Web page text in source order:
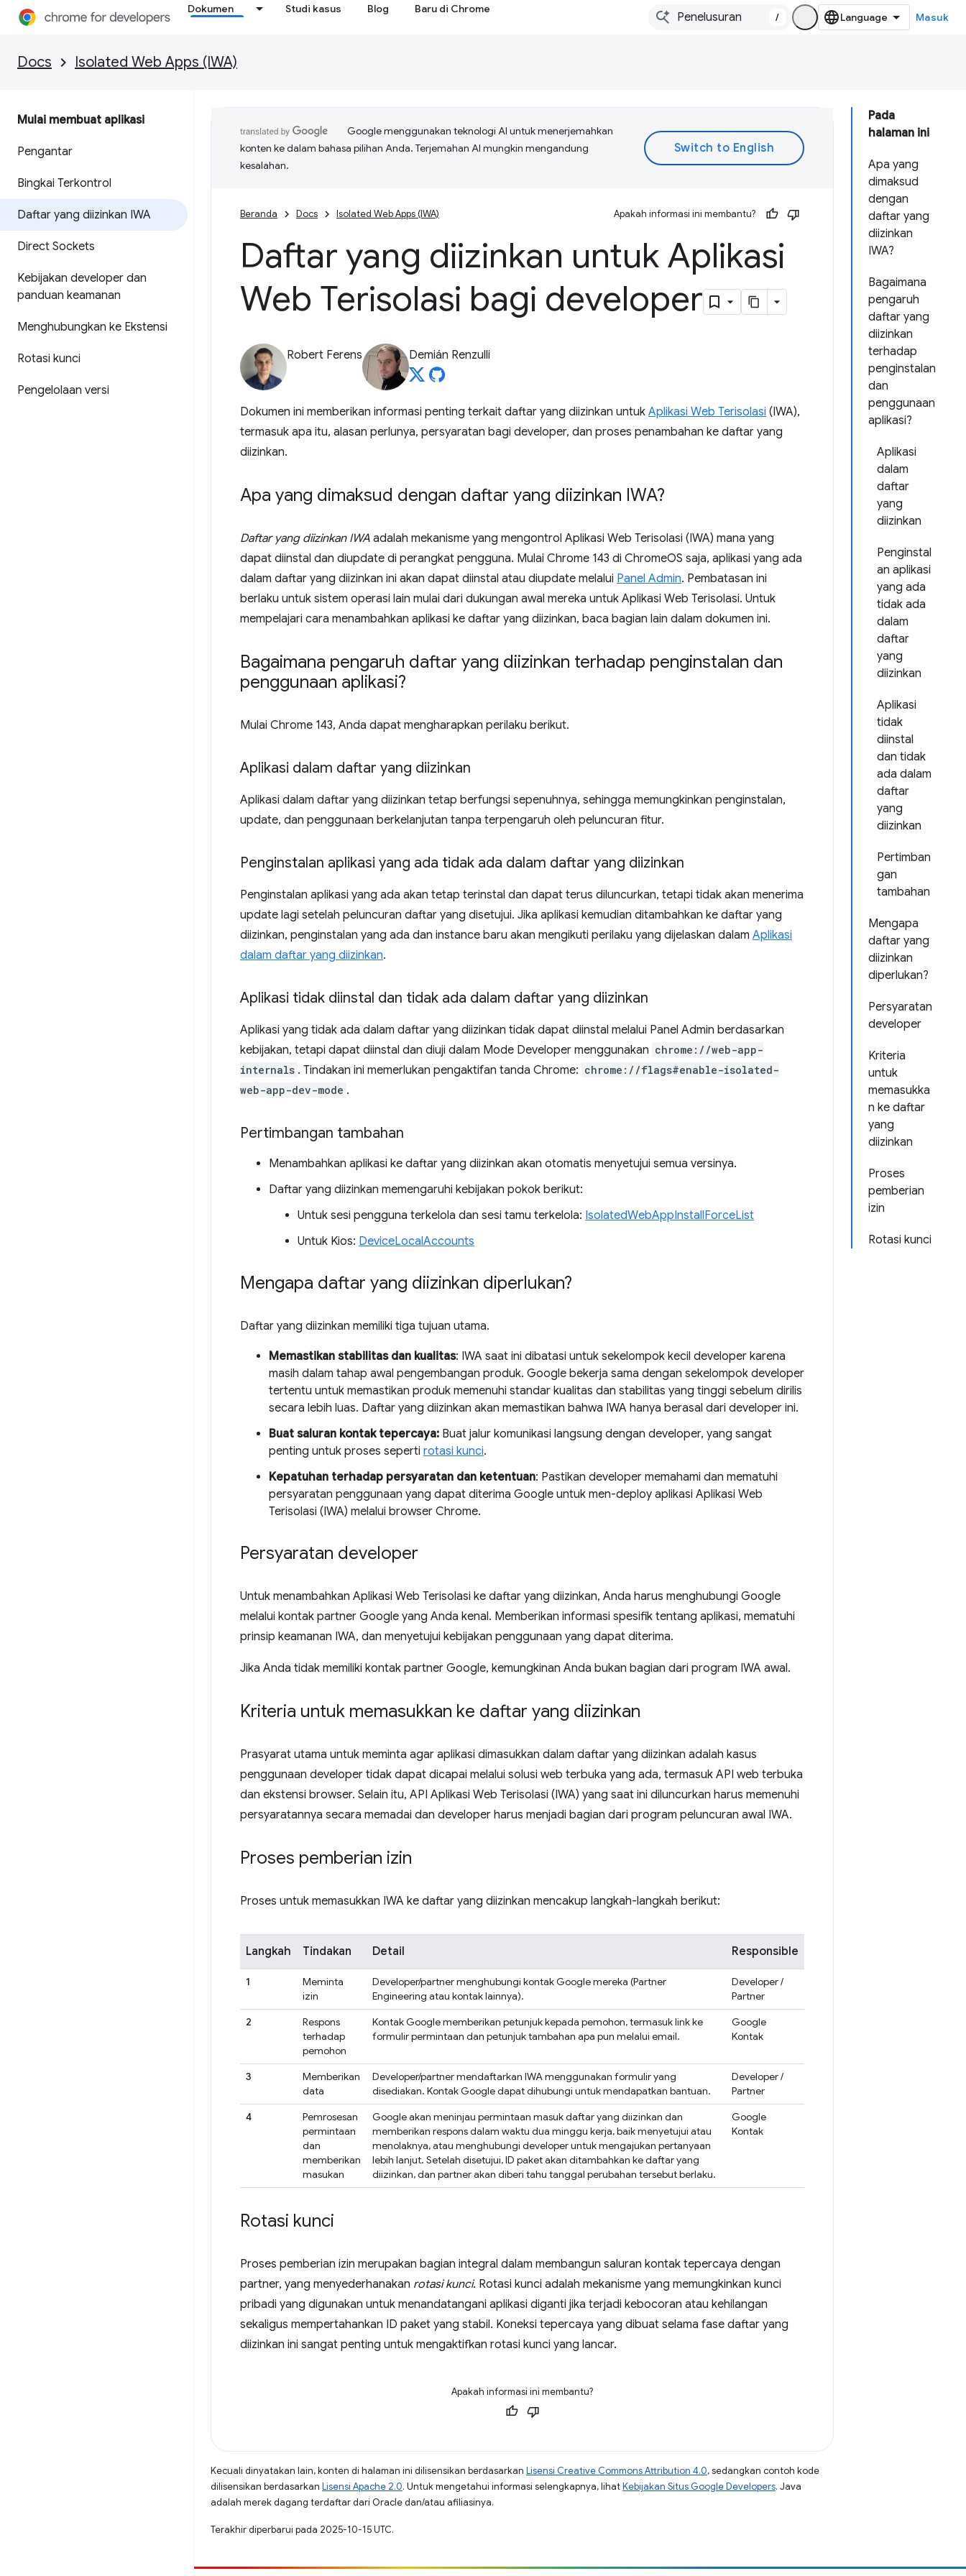
Dokumen Studi kasus Blog Baru di Chrome
/ Masuk
Docs Isolated Web Apps (IWA)
Mulai membuat aplikasi
Pengantar
Bingkai Terkontrol
Daftar yang diizinkan IWA
Direct Sockets
Kebijakan developer dan
panduan keamanan
Menghubungkan ke Ekstensi
Rotasi kunci
Pengelolaan versi
Pada
halaman ini
Apa yang
dimaksud
dengan
daftar yang
diizinkan
IWA?
Bagaimana
pengaruh
daftar yang
diizinkan
terhadap
penginstalan
dan
penggunaan
aplikasi?
Aplikasi
dalam
daftar
yang
diizinkan
Penginstal
an aplikasi
yang ada
tidak ada
dalam
daftar
yang
diizinkan
Aplikasi
tidak
diinstal
dan tidak
ada dalam
daftar
yang
diizinkan
Pertimban
gan
tambahan
Mengapa
daftar yang
diizinkan
diperlukan?
Persyaratan
developer
Kriteria
untuk
memasukka
n ke daftar
yang
diizinkan
Proses
pemberian
izin
Rotasi kunci
Google menggunakan teknologi AI untuk menerjemahkan
konten ke dalam bahasa pilihan Anda. Terjemahan AI mungkin mengandung
kesalahan.
Beranda Docs Isolated Web Apps (IWA) Apakah informasi ini membantu?
Daftar yang diizinkan untuk Aplikasi
Web Terisolasi bagi developer
Robert Ferens Demián Renzulli
Dokumen ini memberikan informasi penting terkait daftar yang diizinkan untuk Aplikasi Web Terisolasi (IWA),
termasuk apa itu, alasan perlunya, persyaratan bagi developer, dan proses penambahan ke daftar yang
diizinkan.
Apa yang dimaksud dengan daftar yang diizinkan IWA?
Daftar yang diizinkan IWA adalah mekanisme yang mengontrol Aplikasi Web Terisolasi (IWA) mana yang
dapat diinstal dan diupdate di perangkat pengguna. Mulai Chrome 143 di ChromeOS saja, aplikasi yang ada
dalam daftar yang diizinkan ini akan dapat diinstal atau diupdate melalui Panel Admin. Pembatasan ini
berlaku untuk sistem operasi lain mulai dari dukungan awal mereka untuk Aplikasi Web Terisolasi. Untuk
mempelajari cara menambahkan aplikasi ke daftar yang diizinkan, baca bagian lain dalam dokumen ini.
Bagaimana pengaruh daftar yang diizinkan terhadap penginstalan dan
penggunaan aplikasi?
Mulai Chrome 143, Anda dapat mengharapkan perilaku berikut.
Aplikasi dalam daftar yang diizinkan
Aplikasi dalam daftar yang diizinkan tetap berfungsi sepenuhnya, sehingga memungkinkan penginstalan,
update, dan penggunaan berkelanjutan tanpa terpengaruh oleh peluncuran fitur.
Penginstalan aplikasi yang ada tidak ada dalam daftar yang diizinkan
Penginstalan aplikasi yang ada akan tetap terinstal dan dapat terus diluncurkan, tetapi tidak akan menerima
update lagi setelah peluncuran daftar yang disetujui. Jika aplikasi kemudian ditambahkan ke daftar yang
diizinkan, penginstalan yang ada dan instance baru akan mengikuti perilaku yang dijelaskan dalam Aplikasi
dalam daftar yang diizinkan.
Aplikasi tidak diinstal dan tidak ada dalam daftar yang diizinkan
Aplikasi yang tidak ada dalam daftar yang diizinkan tidak dapat diinstal melalui Panel Admin berdasarkan
kebijakan, tetapi dapat diinstal dan diuji dalam Mode Developer menggunakan chrome://web-app-
internals . Tindakan ini memerlukan pengaktifan tanda Chrome: chrome://flags#enable-isolated-
web-app-dev-mode .
Pertimbangan tambahan
Menambahkan aplikasi ke daftar yang diizinkan akan otomatis menyetujui semua versinya.
Daftar yang diizinkan memengaruhi kebijakan pokok berikut:
Untuk sesi pengguna terkelola dan sesi tamu terkelola: IsolatedWebAppInstallForceList
Untuk Kios: DeviceLocalAccounts
Mengapa daftar yang diizinkan diperlukan?
Daftar yang diizinkan memiliki tiga tujuan utama.
Memastikan stabilitas dan kualitas: IWA saat ini dibatasi untuk sekelompok kecil developer karena
masih dalam tahap awal pengembangan produk. Google bekerja sama dengan sekelompok developer
tertentu untuk memastikan produk memenuhi standar kualitas dan stabilitas yang tinggi sebelum dirilis
secara lebih luas. Daftar yang diizinkan akan memastikan bahwa IWA hanya berasal dari developer ini.
Buat saluran kontak tepercaya: Buat jalur komunikasi langsung dengan developer, yang sangat
penting untuk proses seperti rotasi kunci.
Kepatuhan terhadap persyaratan dan ketentuan: Pastikan developer memahami dan mematuhi
persyaratan penggunaan yang dapat diterima Google untuk men-deploy aplikasi Aplikasi Web
Terisolasi (IWA) melalui browser Chrome.
Persyaratan developer
Untuk menambahkan Aplikasi Web Terisolasi ke daftar yang diizinkan, Anda harus menghubungi Google
melalui kontak partner Google yang Anda kenal. Memberikan informasi spesifik tentang aplikasi, mematuhi
prinsip keamanan IWA, dan menyetujui kebijakan penggunaan yang dapat diterima.
Jika Anda tidak memiliki kontak partner Google, kemungkinan Anda bukan bagian dari program IWA awal.
Kriteria untuk memasukkan ke daftar yang diizinkan
Prasyarat utama untuk meminta agar aplikasi dimasukkan dalam daftar yang diizinkan adalah kasus
penggunaan developer tidak dapat dicapai melalui solusi web terbuka yang ada, termasuk API web terbuka
dan ekstensi browser. Selain itu, API Aplikasi Web Terisolasi (IWA) yang saat ini diluncurkan harus memenuhi
persyaratannya secara memadai dan developer harus menjadi bagian dari program peluncuran awal IWA.
Proses pemberian izin
Proses untuk memasukkan IWA ke daftar yang diizinkan mencakup langkah-langkah berikut:
Langkah Tindakan Detail Responsible
1
Meminta
izin
Developer/partner menghubungi kontak Google mereka (Partner
Engineering atau kontak lainnya).
Developer /
Partner
2
Respons
terhadap
pemohon
Kontak Google memberikan petunjuk kepada pemohon, termasuk link ke
formulir permintaan dan petunjuk tambahan apa pun melalui email.
Google
Kontak
3
Memberikan
data
Developer/partner mendaftarkan IWA menggunakan formulir yang
disediakan. Kontak Google dapat dihubungi untuk mendapatkan bantuan.
Developer /
Partner
4
Pemrosesan
permintaan
dan
memberikan
masukan
Google akan meninjau permintaan masuk daftar yang diizinkan dan
memberikan respons dalam waktu dua minggu kerja, baik menyetujui atau
menolaknya, atau menghubungi developer untuk mengajukan pertanyaan
lebih lanjut. Setelah disetujui, ID paket akan ditambahkan ke daftar yang
diizinkan, dan partner akan diberi tahu tanggal perubahan tersebut berlaku.
Google
Kontak
Rotasi kunci
Proses pemberian izin merupakan bagian integral dalam membangun saluran kontak tepercaya dengan
partner, yang menyederhanakan rotasi kunci. Rotasi kunci adalah mekanisme yang memungkinkan kunci
pribadi yang digunakan untuk menandatangani aplikasi diganti jika terjadi kebocoran atau kehilangan
sekaligus mempertahankan ID paket yang stabil. Koneksi tepercaya yang dibuat selama fase daftar yang
diizinkan ini sangat penting untuk mengaktifkan rotasi kunci yang lancar.
Apakah informasi ini membantu?
Kecuali dinyatakan lain, konten di halaman ini dilisensikan berdasarkan Lisensi Creative Commons Attribution 4.0, sedangkan contoh kode
dilisensikan berdasarkan Lisensi Apache 2.0. Untuk mengetahui informasi selengkapnya, lihatKebijakan Situs Google Developers. Java
adalah merek dagang terdaftar dari Oracle dan/atau afiliasinya.
Terakhir diperbarui pada 2025-10-15 UTC.